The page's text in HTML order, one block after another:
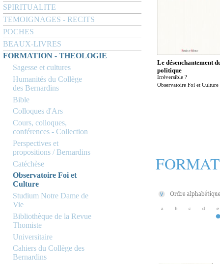
SPIRITUALITE
TEMOIGNAGES - RECITS
POCHES
BEAUX-LIVRES
FORMATION - THEOLOGIE
Sagesse et cultures
Humanités du Collège
des Bernardins
Bible
Colloques d'Ars
Cours, colloques,
conférences - Collection
Perspectives et
propositions / Bernardins
Catéchèse
Observatoire Foi et
Culture
Studium Notre Dame de
Vie
Bibliothèque de la Revue
Thomiste
Universitaire
Cahiers du Collège des
Bernardins
Le désenchantement
politique
Irréversible ?
Observatoire Foi et Culture
a b c d e